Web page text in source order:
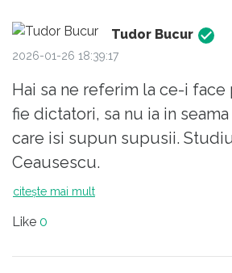
Tudor Bucur
2026-01-26 18:39:17
Hai sa ne referim la ce-i
fie dictatori, sa nu ia in
care isi supun supusii.
Ceausescu.
- Multi cred ca si-au chinuit
tinerete convingerea ca
citește mai mult
Like 0